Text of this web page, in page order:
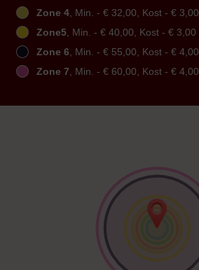
Zone 4, Min. - € 32,00, Kost - € 3,00
Zone5, Min. - € 40,00, Kost - € 3,00
Zone 6, Min. - € 55,00, Kost - € 4,00
Zone 7, Min. - € 60,00, Kost - € 4,00